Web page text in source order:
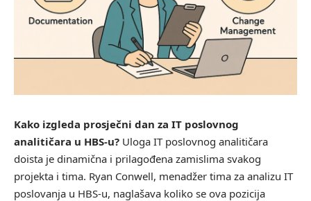
Kako izgleda prosječni dan za IT poslovnog
analitičara u HBS-u? Uloga IT poslovnog analitičara
doista je dinamična i prilagođena zamislima svakog
projekta i tima. Ryan Conwell, menadžer tima za analizu IT
poslovanja u HBS-u, naglašava koliko se ova pozicija